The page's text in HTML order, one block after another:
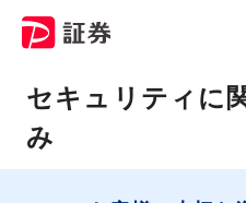
セキュリティに
み